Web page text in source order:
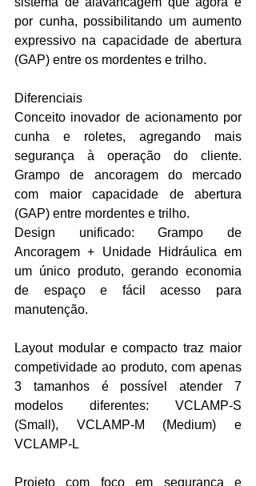
por cunha, possibilitando um aumento
expressivo na capacidade de abertura
(GAP) entre os mordentes e trilho.
Diferenciais
Conceito inovador de acionamento por
cunha e roletes, agregando mais
segurança à operação do cliente.
Grampo de ancoragem do mercado
com maior capacidade de abertura
(GAP) entre mordentes e trilho.
Design unificado: Grampo de
Ancoragem + Unidade Hidráulica em
um único produto, gerando economia
de espaço e fácil acesso para
manutenção.
Layout modular e compacto traz maior
competividade ao produto, com apenas
3 tamanhos é possível atender 7
modelos diferentes: VCLAMP-S
(Small), VCLAMP-M (Medium) e
VCLAMP-L
Projeto com foco em segurança e